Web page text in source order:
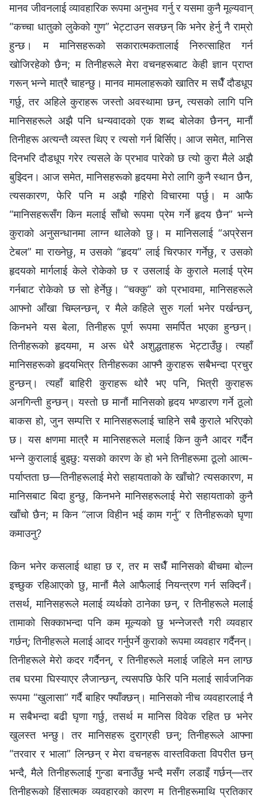
मानव जीवनलाई व्यावहारिक रूपमा अनुभव गर्नु र यसमा कुनै मूल्यवान्
“कच्चा धातुको लुकेको गुण” भेट्टाउन सक्छन् कि भनेर हेर्नु नै राम्रो
हुन्छ। म मानिसहरूको सकारात्मकतालाई निरुत्साहित गर्न
खोजिरहेको छैन; म तिनीहरूले मेरा वचनहरूबाट केही ज्ञान प्राप्त
गरून् भन्‍ने मात्रै चाहन्छु। मानव मामलाहरूको खातिर म सधैँ दौडधूप
गर्छु, तर अहिले कुराहरू जस्तो अवस्थामा छन्, त्यसको लागि पनि
मानिसहरूले अझै पनि धन्यवादको एक शब्‍द बोलेका छैनन्, मानौं
तिनीहरू अत्यन्तै व्यस्त थिए र त्यसो गर्न बिर्सिए। आज समेत, मानिस
दिनभरि दौडधूप गरेर त्यसले के प्रभाव पारेको छ त्यो कुरा मैले अझै
बुझ्दिन। आज समेत, मानिसहरूको हृदयमा मेरो लागि कुनै स्थान छैन,
त्यसकारण, फेरि पनि म अझै गहिरो विचारमा पर्छु। म आफै
“मानिसहरूसँग किन मलाई साँचो रूपमा प्रेम गर्ने हृदय छैन” भन्‍ने
कुराको अनुसन्धानमा लाग्‍न थालेको छु। म मानिसलाई “अप्रेसन
टेबल” मा राख्‍नेछु, म उसको “हृदय” लाई चिरफार गर्नेछु, र उसको
हृदयको मार्गलाई केले रोकेको छ र उसलाई के कुराले मलाई प्रेम
गर्नबाट रोकेको छ सो हेर्नेछु। “चक्कु” को प्रभावमा, मानिसहरूले
आफ्‍नो आँखा चिम्लन्छन्, र मैले कहिले सुरु गर्ला भनेर पर्खन्छन्,
किनभने यस बेला, तिनीहरू पूर्ण रूपमा समर्पित भएका हुन्छन्।
तिनीहरूको हृदयमा, म अरू धेरै अशुद्धताहरू भेट्टाउँछु। त्यहाँ
मानिसहरूको हृदयभित्र तिनीहरूका आफ्‍नै कुराहरू सबैभन्दा प्रचुर
हुन्छन्। त्यहाँ बाहिरी कुराहरू थोरै भए पनि, भित्री कुराहरू
अनगिन्ती हुन्छन्। यस्तो छ मानौं मानिसको हृदय भण्डारण गर्ने ठूलो
बाकस हो, जुन सम्पत्ति र मानिसहरूलाई चाहिने सबै कुराले भरिएको
छ। यस क्षणमा मात्रै म मानिसहरूले मलाई किन कुनै आदर गर्दैन
भन्‍ने कुरालाई बुझ्छु: यसको कारण के हो भने तिनीहरूमा ठूलो आत्म-
पर्याप्तता छ—तिनीहरूलाई मेरो सहायताको के खाँचो? त्यसकारण, म
मानिसबाट बिदा हुन्छु, किनभने मानिसहरूलाई मेरो सहायताको कुनै
खाँचो छैन; म किन “लाज विहीन भई काम गर्नु” र तिनीहरूको घृणा
कमाउनु?
किन भनेर कसलाई थाहा छ र, तर म सधैँ मानिसको बीचमा बोल्‍न
इच्‍छुक रहिआएको छु, मानौं मैले आफैलाई नियन्त्रण गर्न सक्दिनँ।
तसर्थ, मानिसहरूले मलाई व्यर्थको ठानेका छन्, र तिनीहरूले मलाई
तामाको सिक्‍काभन्दा पनि कम मूल्यको छु भन्‍नेजस्तै गरी व्यवहार
गर्छन्; तिनीहरूले मलाई आदर गर्नुपर्ने कुराको रूपमा व्यवहार गर्दैनन्।
तिनीहरूले मेरो कदर गर्दैनन्, र तिनीहरूले मलाई जहिले मन लाग्छ
तब घरमा घिस्याएर लैजान्छन्, त्यसपछि फेरि पनि मलाई सार्वजनिक
रूपमा “खुलासा” गर्दै बाहिर फ्याँक्छन्। मानिसको नीच व्यवहारलाई नै
म सबैभन्दा बढी घृणा गर्छु, तसर्थ म मानिस विवेक रहित छ भनेर
खुलस्त भन्छु। तर मानिसहरू दुराग्रही छन्; तिनीहरूले आफ्‍ना
“तरवार र भाला” लिन्छन् र मेरा वचनहरू वास्तविकता विपरीत छन्
भन्दै, मैले तिनीहरूलाई गुन्डा बनाउँछु भन्दै मसँग लडाइँ गर्छन्—तर
तिनीहरूको हिंसात्‍मक व्यवहारको कारण म तिनीहरूमाथि प्रतिकार